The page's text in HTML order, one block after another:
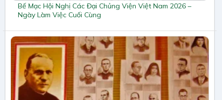
Bế Mạc Hội Nghị Các Đại Chủng Viện Việt Nam 2026 –
Ngày Làm Việc Cuối Cùng